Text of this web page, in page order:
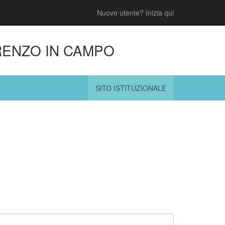
Nuovo utente? Inizia qui
IN CAMPO
SITO ISTITUZIONALE